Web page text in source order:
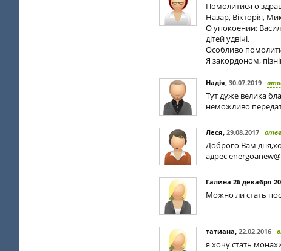
Помолитися о
Назар, Вікторія,
О упокоении:
дітей удвічі.
Особливо
Я закордоном,
Надія, 30.07.2019
Тут дуже велика
неможливо
Леся, 29.08.2017
Доброго Вам
адрес
Галина 26 декабря
Можно ли стать
татиана, 22.02.2016
я хочу стать